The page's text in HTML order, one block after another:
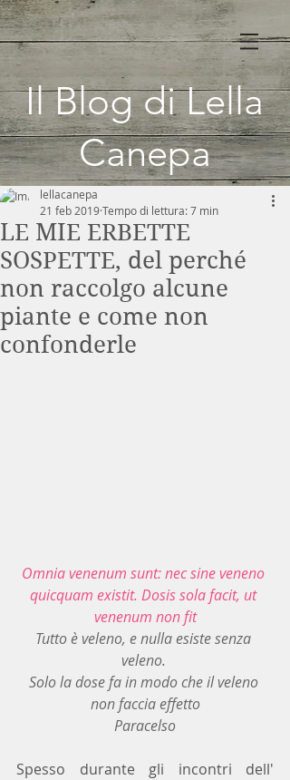
Il Blog di Lella
Canepa
LE MIE ERBETTE
SOSPETTE, del perché
non raccolgo alcune
piante e come non
confonderle
lellacanepa
21 feb 2019Tempo di lettura: 7 min
Omnia venenum sunt: nec sine veneno
quicquam existit. Dosis sola facit, ut
venenum non fit
Tutto è veleno, e nulla esiste senza
veleno.
Solo la dose fa in modo che il veleno
non faccia effetto
Paracelso